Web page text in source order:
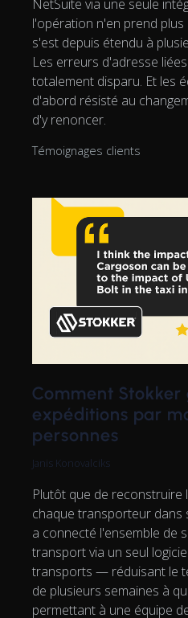
NetSuite via une seule
l'opération n'en prend
s'est depuis étendu à
Les erreurs d'adresse
totalement disparu. Et les
d'abord résisté au
d'y renoncer.
Témoignages clients
Comment
expéditions par
personnes
Janis Konovalciks
Plutôt que de reconstruire
chaque transporteur dans
a connecté l'ensemble de
transport via un seul
transports — réduisant le
de plusieurs semaines à
permettant à une équipe